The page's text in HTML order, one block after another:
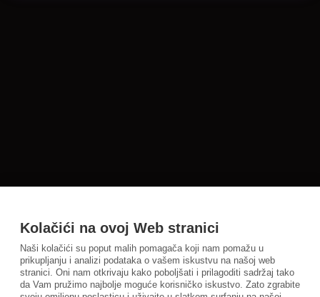
Kolačići na ovoj Web stranici
Naši kolačići su poput malih pomagača koji nam pomažu u
prikupljanju i analizi podataka o vašem iskustvu na našoj web
stranici. Oni nam otkrivaju kako poboljšati i prilagoditi sadržaj tako
da Vam pružimo najbolje moguće korisničko iskustvo. Zato zgrabite